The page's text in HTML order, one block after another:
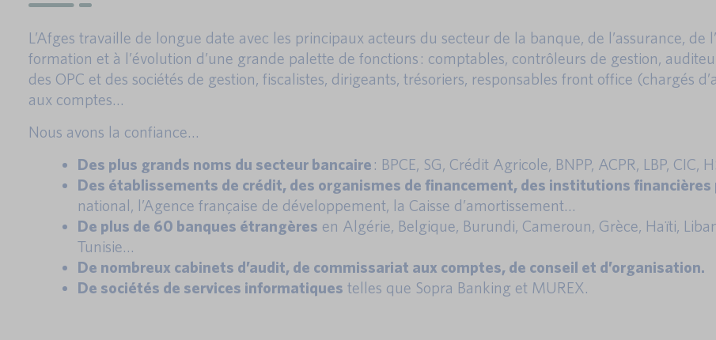
L’Afges travaille de longue date avec les principaux acteurs du secteur de la banque, de l’assurance, de
formation et à l’évolution d’une grande palette de fonctions : comptables, contrôleurs de gestion,
des OPC et des sociétés de gestion, fiscalistes, dirigeants, trésoriers, responsables front office (chargés
aux comptes…
Nous avons la confiance…
Des plus grands noms du secteur bancaire : BPCE, SG, Crédit Agricole, BNPP, ACPR, LBP, CIC,
Des établissements de crédit, des organismes de financement, des institutions financières
national, l’Agence française de développement, la Caisse d’amortissement…
De plus de 60 banques étrangères en Algérie, Belgique, Burundi, Cameroun, Grèce, Haïti,
Tunisie…
De nombreux cabinets d’audit, de commissariat aux comptes, de conseil et d’organisation.
De sociétés de services informatiques telles que Sopra Banking et MUREX.